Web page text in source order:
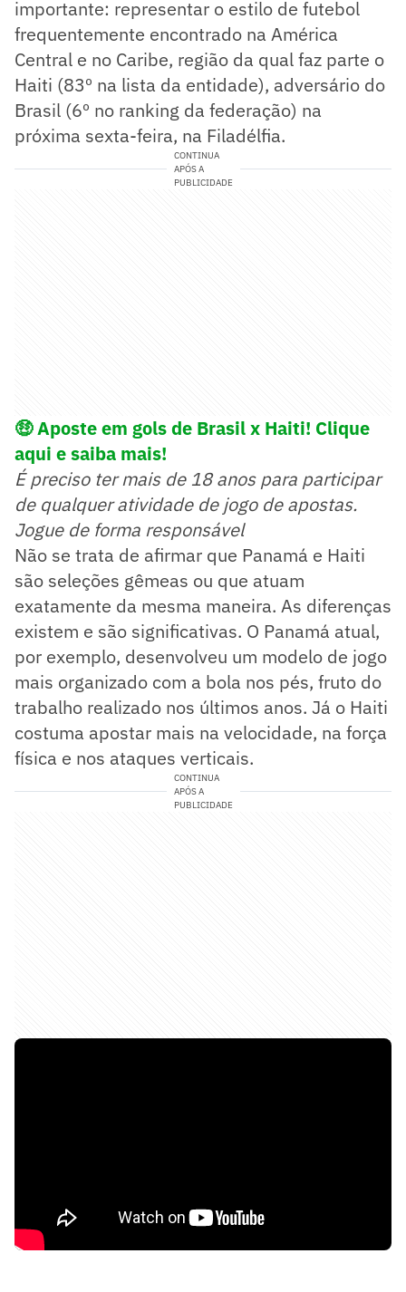
importante: representar o estilo de futebol
frequentemente encontrado na América
Central e no Caribe, região da qual faz parte o
Haiti (83º na lista da entidade), adversário do
Brasil (6º no ranking da federação) na
próxima sexta-feira, na Filadélfia.
CONTINUA
APÓS A
PUBLICIDADE
🤑Aposte em gols de Brasil x Haiti! Clique
aqui e saiba mais!
É preciso ter mais de 18 anos para participar
de qualquer atividade de jogo de apostas.
Jogue de forma responsável
Não se trata de afirmar que Panamá e Haiti
são seleções gêmeas ou que atuam
exatamente da mesma maneira. As diferenças
existem e são significativas. O Panamá atual,
por exemplo, desenvolveu um modelo de jogo
mais organizado com a bola nos pés, fruto do
trabalho realizado nos últimos anos. Já o Haiti
costuma apostar mais na velocidade, na força
física e nos ataques verticais.
CONTINUA
APÓS A
PUBLICIDADE